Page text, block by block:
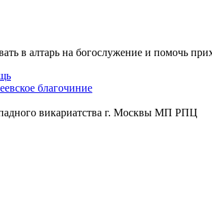
в алтарь на богослужение и помочь
благочиние
викариатства г. Москвы МП РПЦ